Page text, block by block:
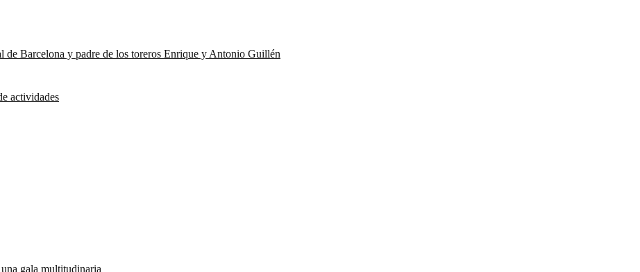
Barcelona y padre de los toreros Enrique y Antonio Guillén
actividades
gala multitudinaria